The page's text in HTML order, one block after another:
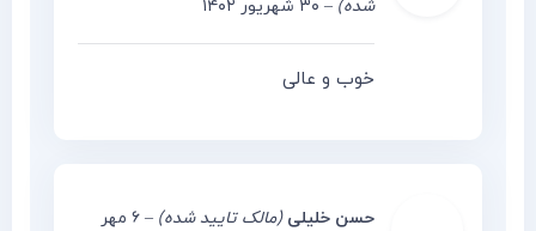
شده) – ۳۰ شهریور ۱۴۰۲
خوب و عالی
حسن خلیلی(مالک تایید شده) –
۶ مهر